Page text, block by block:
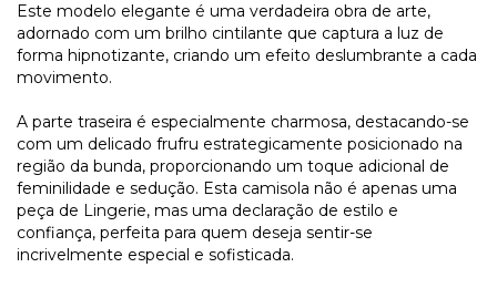
Este modelo elegante é uma verdadeira obra de arte,
adornado com um brilho cintilante que captura a luz de
forma hipnotizante, criando um efeito deslumbrante a cada
movimento.
A parte traseira é especialmente charmosa, destacando-se
com um delicado frufru estrategicamente posicionado na
região da bunda, proporcionando um toque adicional de
feminilidade e sedução. Esta camisola não é apenas uma
peça de Lingerie, mas uma declaração de estilo e
confiança, perfeita para quem deseja sentir-se
incrivelmente especial e sofisticada.